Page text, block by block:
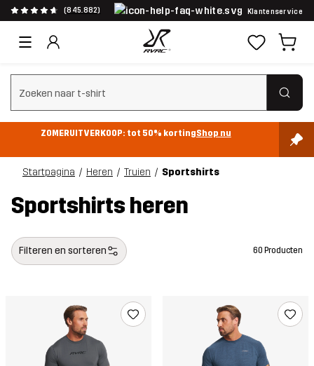
(845.882) Klantenservice
Zoeken wissen
ZOMERUITVERKOOP: tot 50% kortingShop nu
Startpagina Heren Truien Sportshirts
Sportshirts heren
Filteren en sorteren 60 Producten